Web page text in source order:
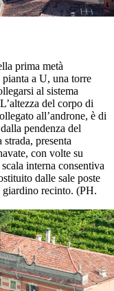
prima metà
a U, una torre
al sistema
del corpo di
all’androne, è di
pendenza del
presenta
con volte su
interna consentiva
dalle sale poste
recinto. (PH.